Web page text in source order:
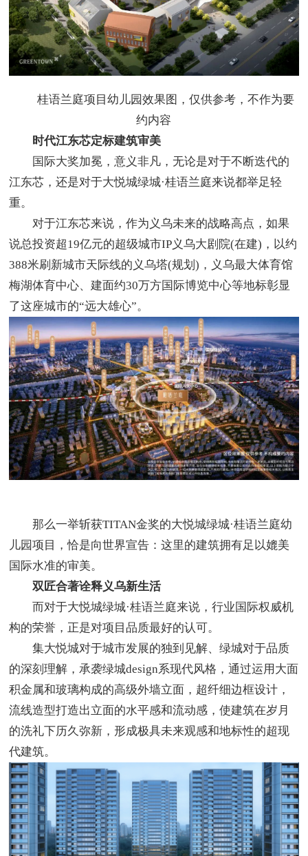
桂语兰庭项目幼儿园效果图，仅供参考，不作为要
约内容
时代江东芯定标建筑审美
国际大奖加冕，意义非凡，无论是对于不断迭代的
江东芯，还是对于大悦城绿城·桂语兰庭来说都举足轻
重。
对于江东芯来说，作为义乌未来的战略高点，如果
说总投资超19亿元的超级城市IP义乌大剧院(在建)，以约
388米刷新城市天际线的义乌塔(规划)，义乌最大体育馆
梅湖体育中心、建面约30万方国际博览中心等地标彰显
了这座城市的“远大雄心”。
那么一举斩获TITAN金奖的大悦城绿城·桂语兰庭幼
儿园项目，恰是向世界宣告：这里的建筑拥有足以媲美
国际水准的审美。
双匠合著诠释义乌新生活
而对于大悦城绿城·桂语兰庭来说，行业国际权威机
构的荣誉，正是对项目品质最好的认可。
集大悦城对于城市发展的独到见解、绿城对于品质
的深刻理解，承袭绿城design系现代风格，通过运用大面
积金属和玻璃构成的高级外墙立面，超纤细边框设计，
流线造型打造出立面的水平感和流动感，使建筑在岁月
的洗礼下历久弥新，形成极具未来观感和地标性的超现
代建筑。